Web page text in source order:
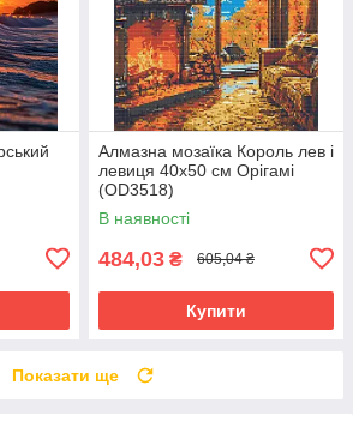
Алмазна мозаїка Король лев і
левиця 40x50 см Орігамі
(OD3518)
В наявності
484,03 ₴ 605,04 ₴
Купити
Показати ще